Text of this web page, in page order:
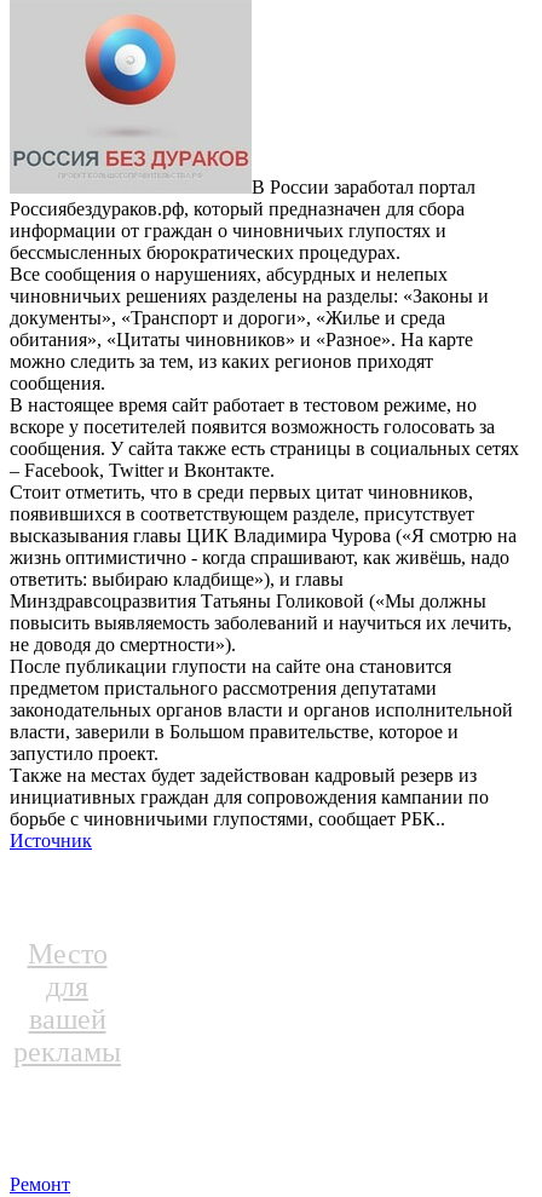
В России заработал портал
Россиябездураков.рф, который предназначен для сбора
информации от граждан о чиновничьих глупостях и
бессмысленных бюрократических процедурах.
Все сообщения о нарушениях, абсурдных и нелепых
чиновничьих решениях разделены на разделы: «Законы и
документы», «Транспорт и дороги», «Жилье и среда
обитания», «Цитаты чиновников» и «Разное». На карте
можно следить за тем, из каких регионов приходят
сообщения.
В настоящее время сайт работает в тестовом режиме, но
вскоре у посетителей появится возможность голосовать за
сообщения. У сайта также есть страницы в социальных сетях
– Facebook, Twitter и Вконтакте.
Стоит отметить, что в среди первых цитат чиновников,
появившихся в соответствующем разделе, присутствует
высказывания главы ЦИК Владимира Чурова («Я смотрю на
жизнь оптимистично - когда спрашивают, как живёшь, надо
ответить: выбираю кладбище»), и главы
Минздравсоцразвития Татьяны Голиковой («Мы должны
повысить выявляемость заболеваний и научиться их лечить,
не доводя до смертности»).
После публикации глупости на сайте она становится
предметом пристального рассмотрения депутатами
законодательных органов власти и органов исполнительной
власти, заверили в Большом правительстве, которое и
запустило проект.
Также на местах будет задействован кадровый резерв из
инициативных граждан для сопровождения кампании по
борьбе с чиновничьими глупостями, сообщает РБК..
Источник
Место
для
вашей
рекламы
Ремонт